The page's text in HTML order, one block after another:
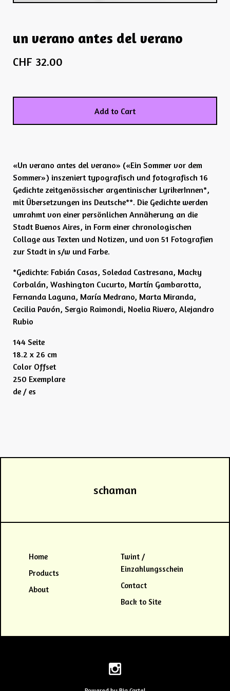
un verano antes del verano
CHF 32.00
Add to Cart
«Un verano antes del verano» («Ein Sommer vor dem
Sommer») inszeniert typografisch und fotografisch 16
Gedichte zeitgenössischer argentinischer LyrikerInnen*,
mit Übersetzungen ins Deutsche**. Die Gedichte werden
umrahmt von einer persönlichen Annäherung an die
Stadt Buenos Aires, in Form einer chronologischen
Collage aus Texten und Notizen, und von 51 Fotografien
zur Stadt in s/w und Farbe.
*Gedichte: Fabián Casas, Soledad Castresana, Macky
Corbalán, Washington Cucurto, Martín Gambarotta,
Fernanda Laguna, María Medrano, Marta Miranda,
Cecilia Pavón, Sergio Raimondi, Noelia Rivero, Alejandro
Rubio
144 Seite
18.2 x 26 cm
Color Offset
250 Exemplare
de / es
schaman
Home
Products
About
Twint /
Einzahlungsschein
Contact
Back to Site